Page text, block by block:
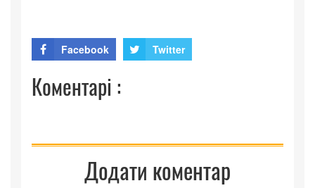
Facebook Twitter
Коментарі :
Додати коментар